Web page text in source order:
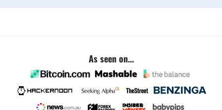
As seen on...